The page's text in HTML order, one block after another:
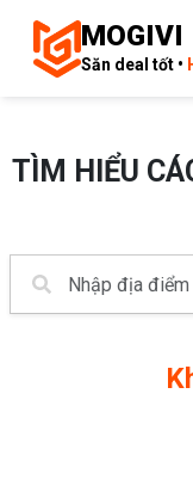
MOGIVI
Săn deal tốt •
TÌM HIỂU